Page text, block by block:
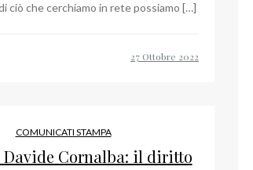
ciò che cerchiamo in rete possiamo […]
COMUNICATI STAMPA
Davide Cornalba: il diritto